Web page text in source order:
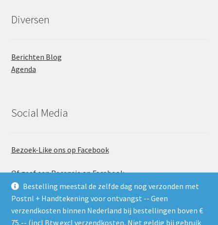
Bestelling meestal de zelfde dag nog verzonden met
Postnl + Handtekening voor ontvangst -- Geen
verzendkosten binnen Nederland bij bestellingen boven €
75,-- (incl Btw excl verzendkosten, Niet geldig bij gebruik
Diversen
Berichten Blog
Agenda
Social Media
Bezoek-Like ons op Facebook
Of geef een Recensie op Facebook